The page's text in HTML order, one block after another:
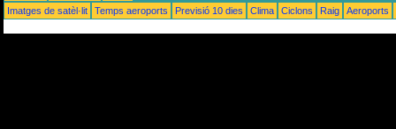
Imatges de satèl·lit
Temps aeroports Previsió 10 dies Clima Ciclons Raig Aeroports